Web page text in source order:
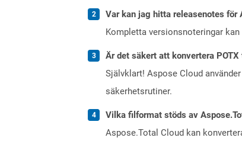
Var kan jag hitta releasenotes för
Kompletta versionsnoteringar kan
Är det säkert att konvertera
Självklart! Aspose Cloud
säkerhetsrutiner.
Vilka filformat stöds av
Aspose.Total Cloud kan